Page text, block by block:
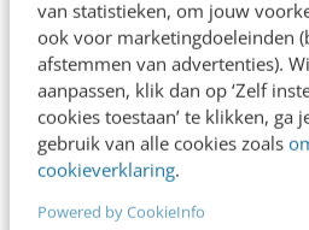
van statistieken, om jouw
ook voor marketingdoeleinden
afstemmen van advertenties).
aanpassen, klik dan op ‘Zelf
cookies toestaan’ te klikken, ga
gebruik van alle cookies zoals
cookieverklaring.
Powered by CookieInfo
verwachtingen hebben
willen ze ook geen tijd
repareren van